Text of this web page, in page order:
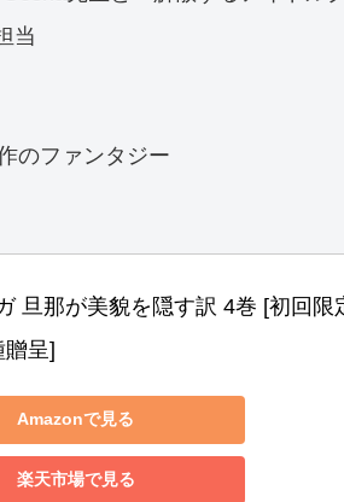
当
のファンタジー
旦那が美貌を隠す訳 4巻 [初回限
贈呈]
Amazonで見る
楽天市場で見る